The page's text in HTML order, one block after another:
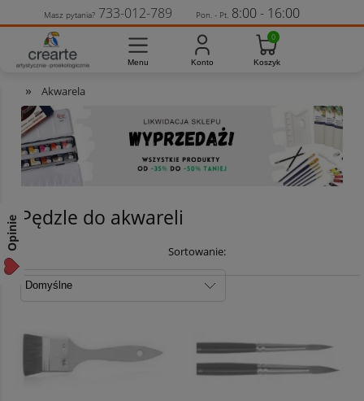
» Akwarela
Pędzle do akwareli
Sortowanie:
Masz pytania? 733-012-789 Pon. - Pt. 8:00 - 16:00
Opinie